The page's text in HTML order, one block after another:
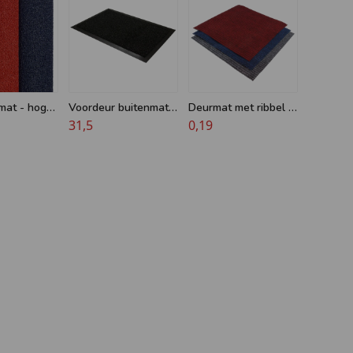
- hoge
mm -
Voordeur buitenmat -
90 x 150 cm - Verona
31,5
Deurmat met ribbel -
op maat
0,19